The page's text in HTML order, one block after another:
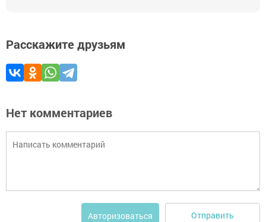
Расскажите друзьям
Нет комментариев
Авторизоваться Отправить